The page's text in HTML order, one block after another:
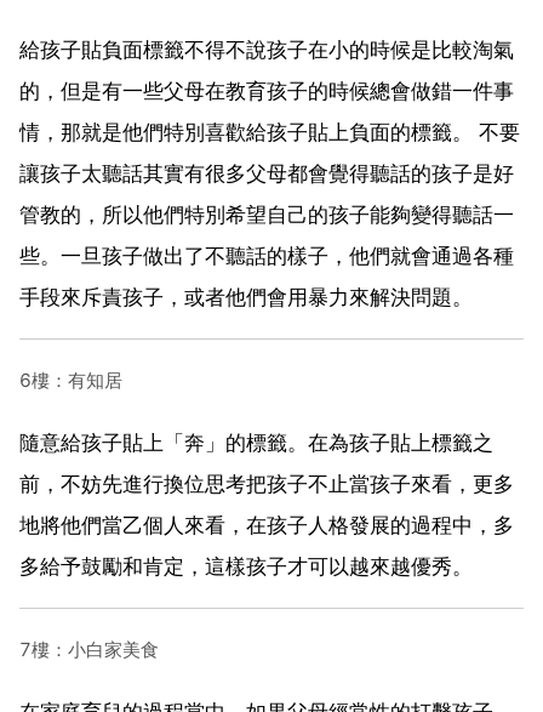
給孩子貼負面標籤不得不說孩子在小的時候是比較淘氣
的，但是有一些父母在教育孩子的時候總會做錯一件事
情，那就是他們特別喜歡給孩子貼上負面的標籤。 不要
讓孩子太聽話其實有很多父母都會覺得聽話的孩子是好
管教的，所以他們特別希望自己的孩子能夠變得聽話一
些。一旦孩子做出了不聽話的樣子，他們就會通過各種
手段來斥責孩子，或者他們會用暴力來解決問題。
6樓：有知居
隨意給孩子貼上「奔」的標籤。在為孩子貼上標籤之
前，不妨先進行換位思考把孩子不止當孩子來看，更多
地將他們當乙個人來看，在孩子人格發展的過程中，多
多給予鼓勵和肯定，這樣孩子才可以越來越優秀。
7樓：小白家美食